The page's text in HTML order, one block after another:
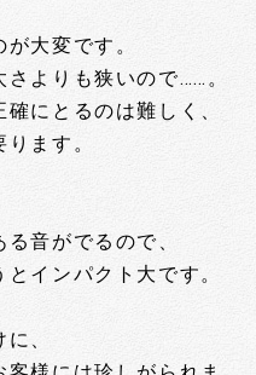
大変です。
よりも狭いので……。
にとるのは難しく、
ます。
音がでるので、
インパクト大です。
、